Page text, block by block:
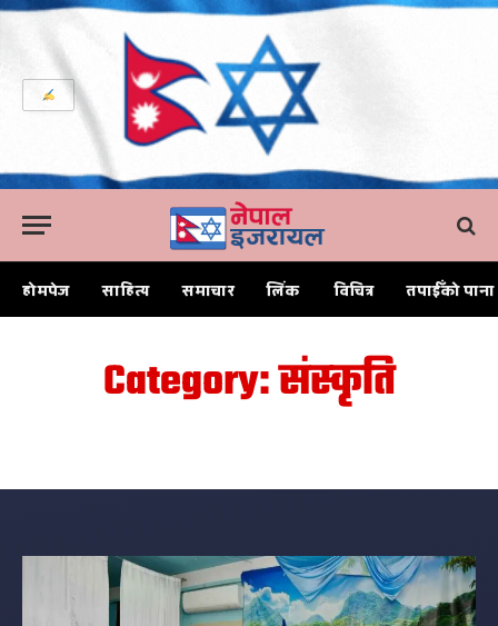
होमपेज साहित्य समाचार लिंक विचित्र तपाईँको पाना
Category: संस्कृति